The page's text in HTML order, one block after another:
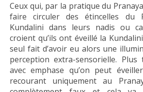
Ceux qui, par la pratique du
faire circuler des étincelles du
Kundalini dans leurs nadis ou
croient qu’ils ont éveillé la
seul fait d’avoir eu alors une
perception extra-sensorielle.
avec emphase qu’on peut
recourant uniquement au